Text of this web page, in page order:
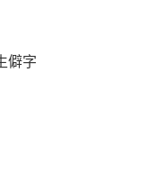
僻字